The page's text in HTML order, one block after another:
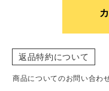
返品特約について
商品についてのお問い合わ